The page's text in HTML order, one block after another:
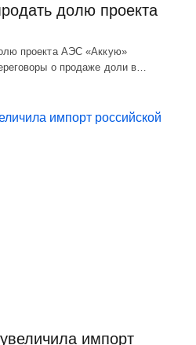
долю проекта
проекта АЭС «Аккую»
о продаже доли в…
импорт